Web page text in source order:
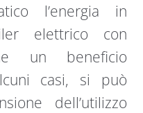
l’energia in
elettrico con
un beneficio
casi, si può
dell’utilizzo